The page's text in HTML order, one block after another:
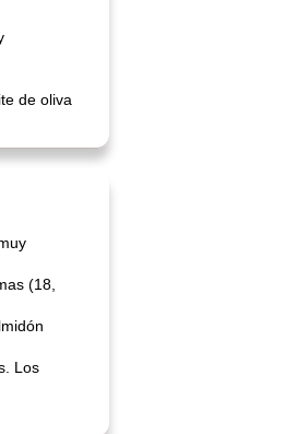
de oliva
(18,
Los